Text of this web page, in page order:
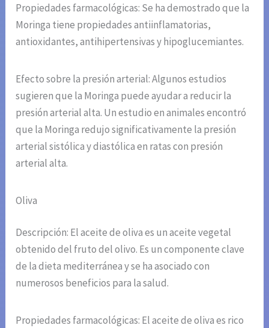
Propiedades farmacológicas: Se ha demostrado que la
Moringa tiene propiedades antiinflamatorias,
antioxidantes, antihipertensivas y hipoglucemiantes.
Efecto sobre la presión arterial: Algunos estudios
sugieren que la Moringa puede ayudar a reducir la
presión arterial alta. Un estudio en animales encontró
que la Moringa redujo significativamente la presión
arterial sistólica y diastólica en ratas con presión
arterial alta.
Oliva
Descripción: El aceite de oliva es un aceite vegetal
obtenido del fruto del olivo. Es un componente clave
de la dieta mediterránea y se ha asociado con
numerosos beneficios para la salud.
Propiedades farmacológicas: El aceite de oliva es rico